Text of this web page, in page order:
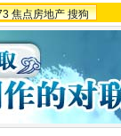
焦点房地产 搜狗